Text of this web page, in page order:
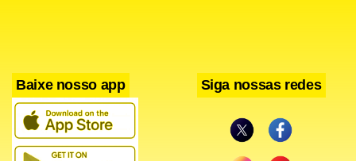
Baixe nosso app Siga nossas redes